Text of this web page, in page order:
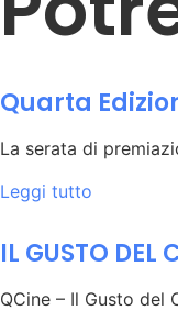
Quarta
La serata di
Leggi tutto
IL GUSTO DEL
QCine – Il Gusto del